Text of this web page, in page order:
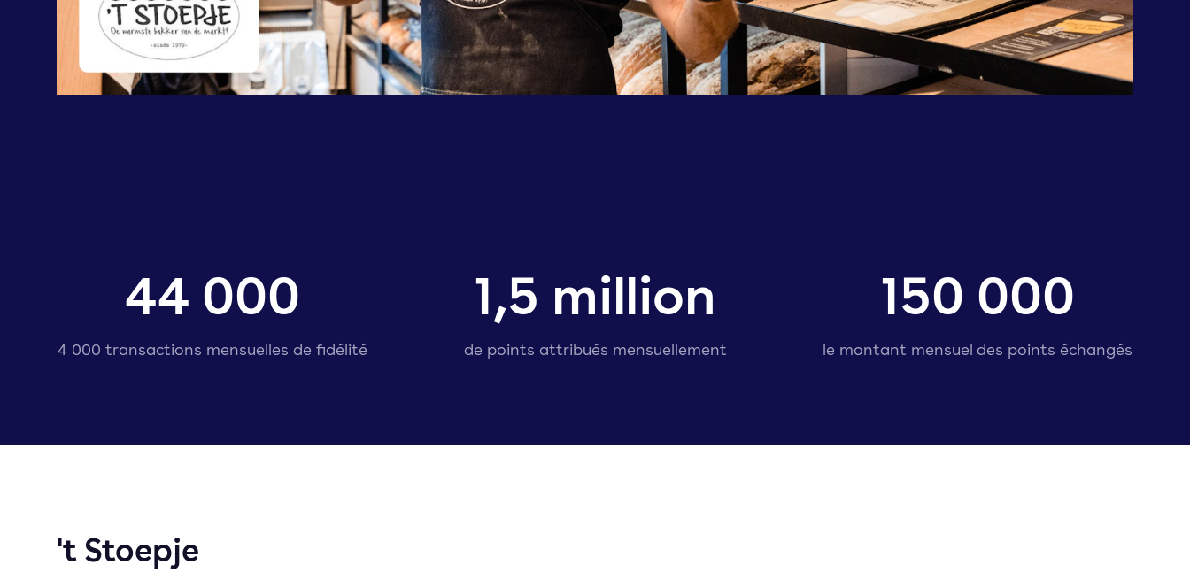
44 000
4 000 transactions mensuelles de fidélité
1,5 million
de points attribués mensuellement
150 000
le montant mensuel des points échangés
't Stoepje